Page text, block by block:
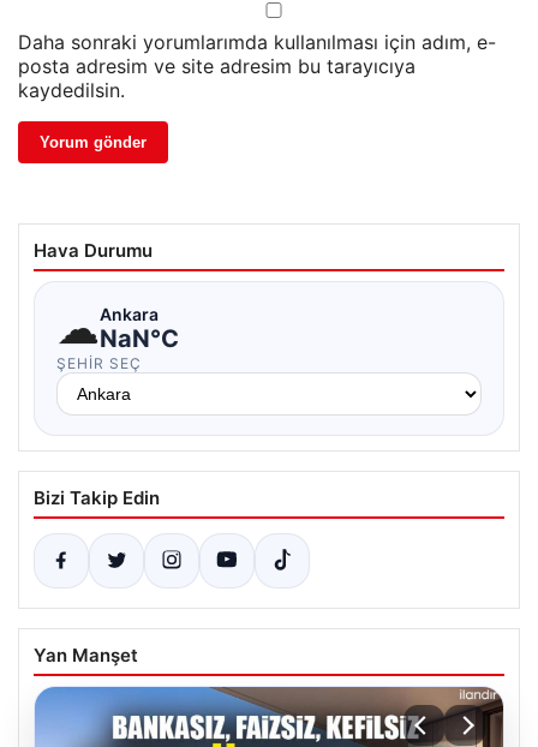
Daha sonraki yorumlarımda kullanılması için adım, e-
posta adresim ve site adresim bu tarayıcıya
kaydedilsin.
Hava Durumu
☁Ankara
NaN°C
ŞEHIR SEÇ
Bizi Takip Edin
Yan Manşet